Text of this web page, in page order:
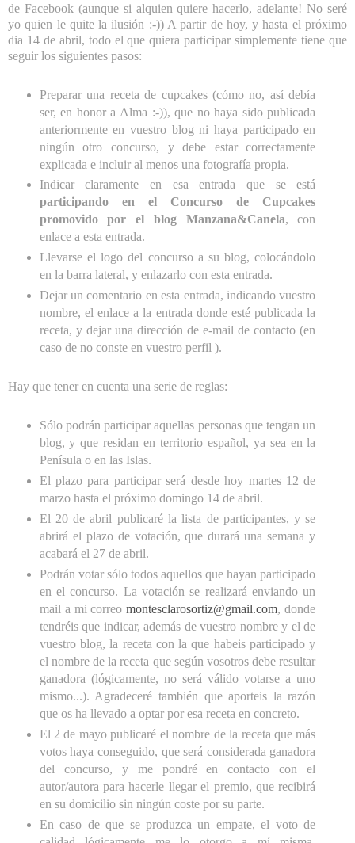
de Facebook (aunque si alquien quiere hacerlo, adelante! No seré
yo quien le quite la ilusión :-)) A partir de hoy, y hasta el próximo
dia 14 de abril, todo el que quiera participar simplemente tiene que
seguir los siguientes pasos:
Preparar una receta de cupcakes (cómo no, así debía
ser, en honor a Alma :-)), que no haya sido publicada
anteriormente en vuestro blog ni haya participado en
ningún otro concurso, y debe estar correctamente
explicada e incluir al menos una fotografía propia.
Indicar claramente en esa entrada que se está
participando en el Concurso de Cupcakes
promovido por el blog Manzana&Canela, con
enlace a esta entrada.
Llevarse el logo del concurso a su blog, colocándolo
en la barra lateral, y enlazarlo con esta entrada.
Dejar un comentario en esta entrada, indicando vuestro
nombre, el enlace a la entrada donde esté publicada la
receta, y dejar una dirección de e-mail de contacto (en
caso de no conste en vuestro perfil ).
Hay que tener en cuenta una serie de reglas:
Sólo podrán participar aquellas personas que tengan un
blog, y que residan en territorio español, ya sea en la
Penísula o en las Islas.
El plazo para participar será desde hoy martes 12 de
marzo hasta el próximo domingo 14 de abril.
El 20 de abril publicaré la lista de participantes, y se
abrirá el plazo de votación, que durará una semana y
acabará el 27 de abril.
Podrán votar sólo todos aquellos que hayan participado
en el concurso. La votación se realizará enviando un
mail a mi correomontesclarosortiz@gmail.com, donde
tendréis que indicar, además de vuestro nombre y el de
vuestro blog, la receta con la que habeis participado y
el nombre de la receta que según vosotros debe resultar
ganadora (lógicamente, no será válido votarse a uno
mismo...). Agradeceré también que aporteis la razón
que os ha llevado a optar por esa receta en concreto.
El 2 de mayo publicaré el nombre de la receta que más
votos haya conseguido, que será considerada ganadora
del concurso, y me pondré en contacto con el
autor/autora para hacerle llegar el premio, que recibirá
en su domicilio sin ningún coste por su parte.
En caso de que se produzca un empate, el voto de